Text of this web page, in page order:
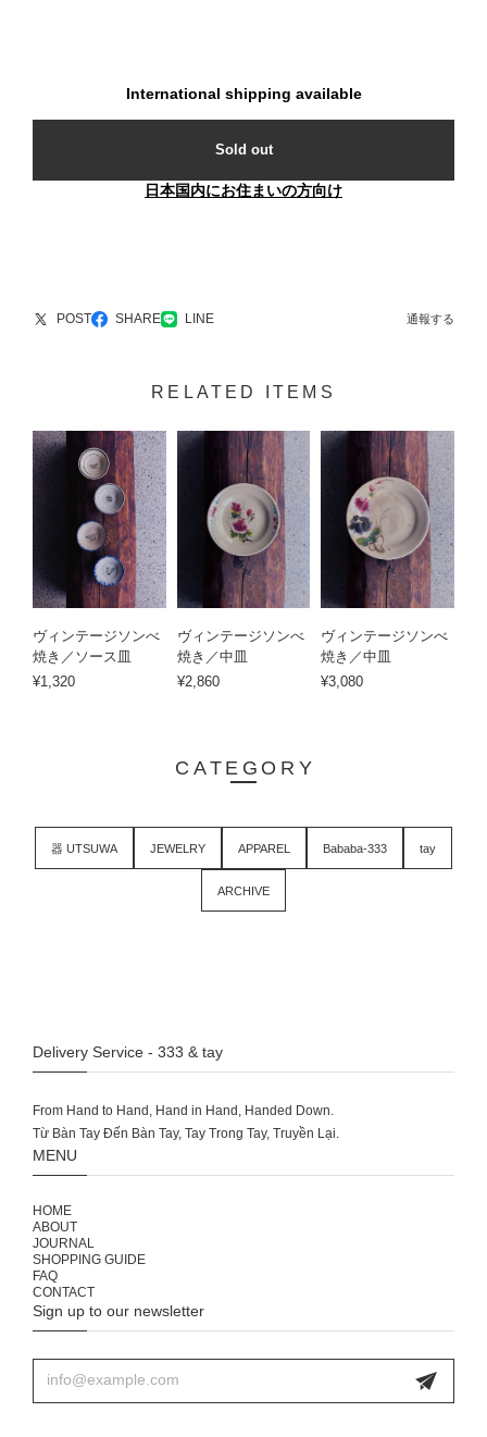
International shipping available
Sold out
日本国内にお住まいの方向け
POST SHARE LINE 通報する
RELATED ITEMS
ヴィンテージソンべ
焼き／ソース皿
¥1,320
ヴィンテージソンべ
焼き／中皿
¥2,860
ヴィンテージソンべ
焼き／中皿
¥3,080
CATEGORY
器 UTSUWA JEWELRY APPAREL Bababa-333 tay
ARCHIVE
Delivery Service - 333 & tay
From Hand to Hand, Hand in Hand, Handed Down.
MENU
HOME
ABOUT
JOURNAL
SHOPPING GUIDE
FAQ
CONTACT
Sign up to our newsletter